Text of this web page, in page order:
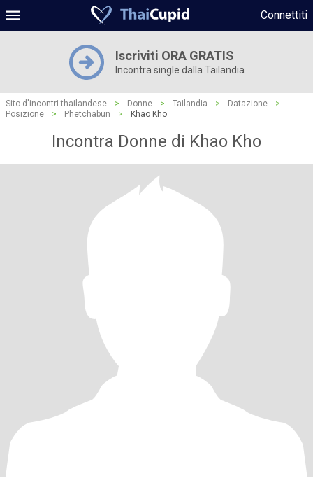
Connettiti
Iscriviti ORA GRATIS
Incontra single dalla Tailandia
Sito d'incontri thailandese > Donne > Tailandia > Datazione
>
Posizione
> Phetchabun > Khao Kho
Incontra Donne di Khao Kho